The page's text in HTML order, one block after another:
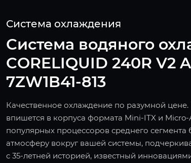
Система охлаждения
Система водяного
CORELIQUID 240R V2
7ZW1B41-813
Качественное охлаждение по разумной
впишется в корпуса формата Mini-ITX и
популярных процессоров среднего сегмента
атмосферу вокруг вашей системы,
с 35-летней историей, известный